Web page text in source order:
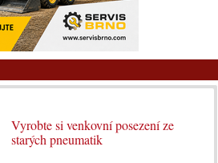
Vyrobte si venkovní posezení ze
starých pneumatik